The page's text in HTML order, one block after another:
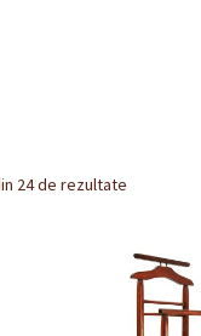
24 de rezultate